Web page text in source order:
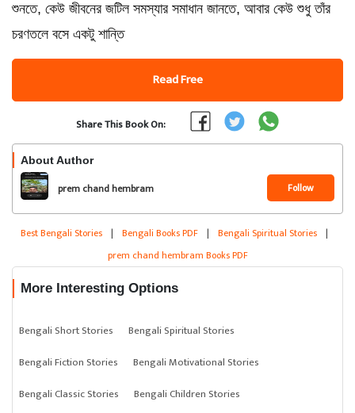
শুনতে, কেউ জীবনের জটিল সমস্যার সমাধান জানতে, আবার কেউ শুধু তাঁর
চরণতলে বসে একটু শান্তি
Read Free
Share This Book On:
About Author
prem chand hembram Follow
Best Bengali Stories | Bengali Books PDF | Bengali Spiritual Stories |
prem chand hembram Books PDF
More Interesting Options
Bengali Short Stories
Bengali Spiritual Stories
Bengali Fiction Stories
Bengali Motivational Stories
Bengali Classic Stories
Bengali Children Stories